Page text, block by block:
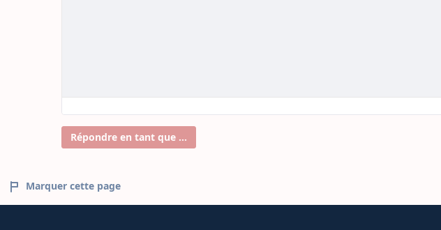
Répondre en tant que ...
Marquer cette page